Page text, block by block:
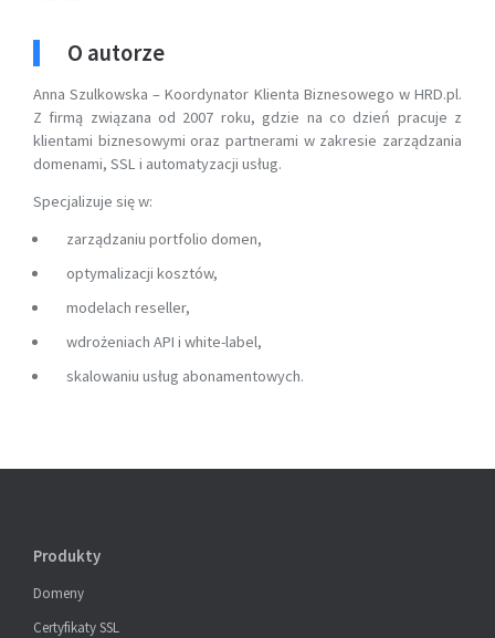
O autorze
Anna Szulkowska – Koordynator Klienta Biznesowego w HRD.pl.
Z firmą związana od 2007 roku, gdzie na co dzień pracuje z
klientami biznesowymi oraz partnerami w zakresie zarządzania
domenami, SSL i automatyzacji usług.
Specjalizuje się w:
zarządzaniu portfolio domen,
optymalizacji kosztów,
modelach reseller,
wdrożeniach API i white-label,
skalowaniu usług abonamentowych.
Produkty
Domeny
Certyfikaty SSL